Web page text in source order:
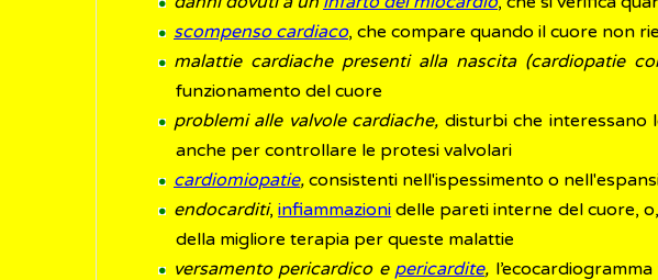
scompenso cardiaco, che compare quando il cuore non
malattie cardiache presenti alla nascita (cardiopatie
funzionamento del cuore
problemi alle valvole cardiache, disturbi che interessano
anche per controllare le protesi valvolari
cardiomiopatie, consistenti nell'ispessimento o
endocarditi,infiammazioni delle pareti interne del cuore,
della migliore terapia per queste malattie
versamento pericardico e pericardite,